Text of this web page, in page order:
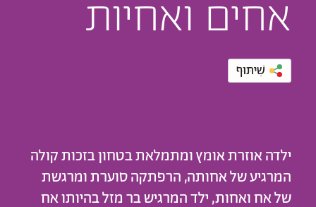
אחים ואחיות
שִׁיתּוּף
ילדה אוזרת אומץ ומתמלאת בטחון בזכות קולה
המרגיע של אחותה, הרפתקה סוערת ומרגשת
של אח ואחות, ילד המרגיש בר מזל בהיותו אח